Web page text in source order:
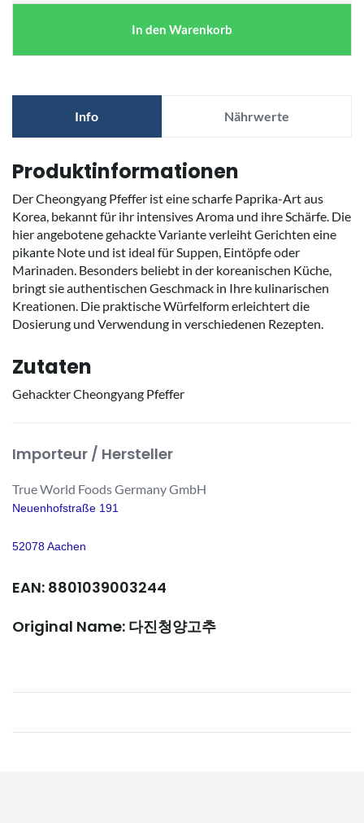
In den Warenkorb
Info Nährwerte
Produktinformationen
Der Cheongyang Pfeffer ist eine scharfe Paprika-Art aus
Korea, bekannt für ihr intensives Aroma und ihre Schärfe. Die
hier angebotene gehackte Variante verleiht Gerichten eine
pikante Note und ist ideal für Suppen, Eintöpfe oder
Marinaden. Besonders beliebt in der koreanischen Küche,
bringt sie authentischen Geschmack in Ihre kulinarischen
Kreationen. Die praktische Würfelform erleichtert die
Dosierung und Verwendung in verschiedenen Rezepten.
Zutaten
Gehackter Cheongyang Pfeffer
Importeur / Hersteller
True World Foods Germany GmbH
Neuenhofstraße 191
52078 Aachen
EAN: 8801039003244
Original Name: 다진청양고추